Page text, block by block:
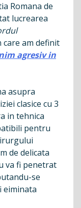
Romana de
lucrearea
care am definit
agresiv in
asupra
clasice cu 3
in tehnica
pentru
de delicata
va fi penetrat
se
eiminata